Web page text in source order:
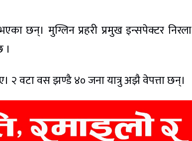
छन्। मुग्लिन प्रहरी प्रमुख इन्सपेक्टर निरला
२ वटा वस झण्डै ४० जना यात्रु अझै वेपत्ता छन्।